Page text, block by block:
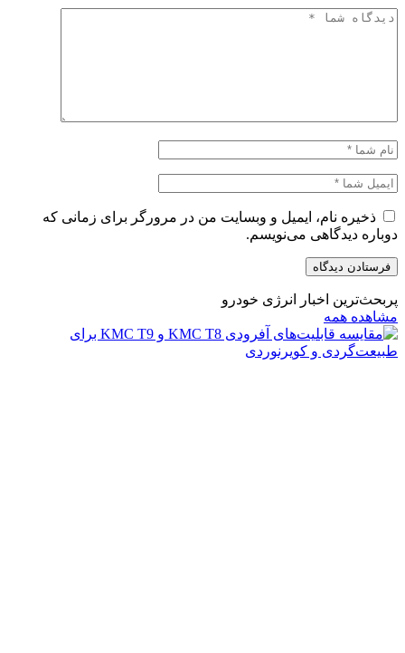
ذخیره نام، ایمیل و وبسایت من در مرورگر برای زمانی که
دوباره دیدگاهی می‌نویسم.
پربحث‌ترین اخبار انرژی خودرو
مشاهده همه